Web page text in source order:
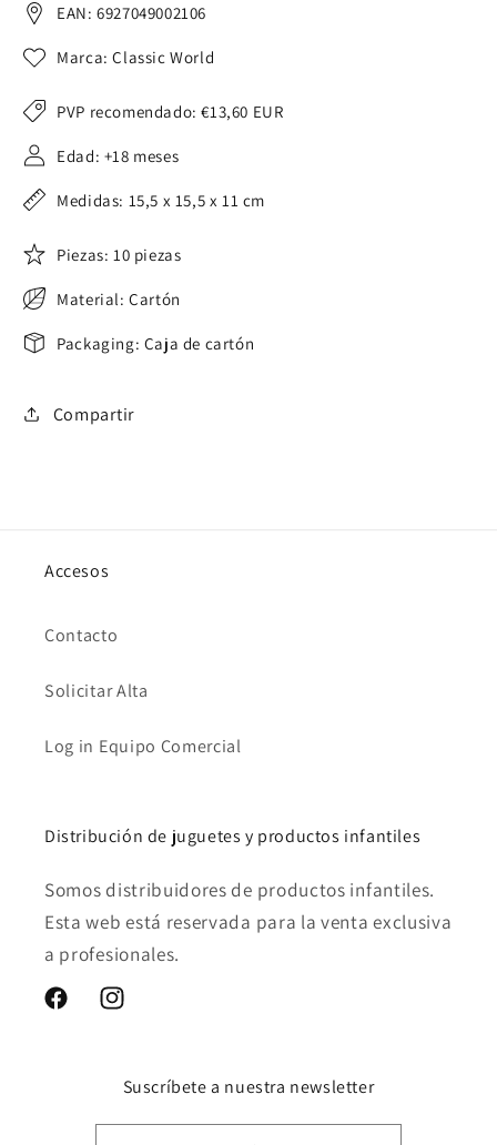
EAN: 6927049002106
Marca: Classic World
PVP recomendado:€13,60 EUR
Edad: +18 meses
Medidas: 15,5 x 15,5 x 11 cm
Piezas: 10 piezas
Material: Cartón
Packaging: Caja de cartón
Compartir
Accesos
Contacto
Solicitar Alta
Log in Equipo Comercial
Distribución de juguetes y productos infantiles
Somos distribuidores de productos infantiles.
Esta web está reservada para la venta exclusiva
a profesionales.
FacebookInstagram
Suscríbete a nuestra newsletter